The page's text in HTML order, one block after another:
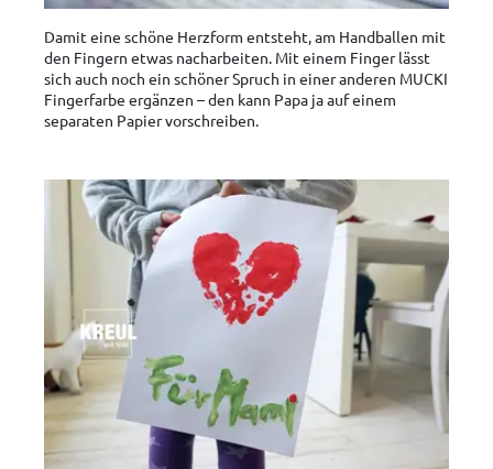
Damit eine schöne Herzform entsteht, am Handballen mit
den Fingern etwas nacharbeiten. Mit einem Finger lässt
sich auch noch ein schöner Spruch in einer anderen MUCKI
Fingerfarbe ergänzen – den kann Papa ja auf einem
separaten Papier vorschreiben.